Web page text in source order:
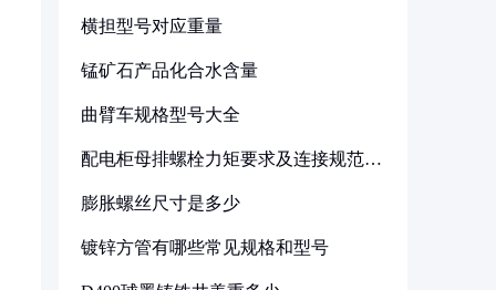
横担型号对应重量
锰矿石产品化合水含量
曲臂车规格型号大全
配电柜母排螺栓力矩要求及连接规范详
膨胀螺丝尺寸是多少
镀锌方管有哪些常见规格和型号